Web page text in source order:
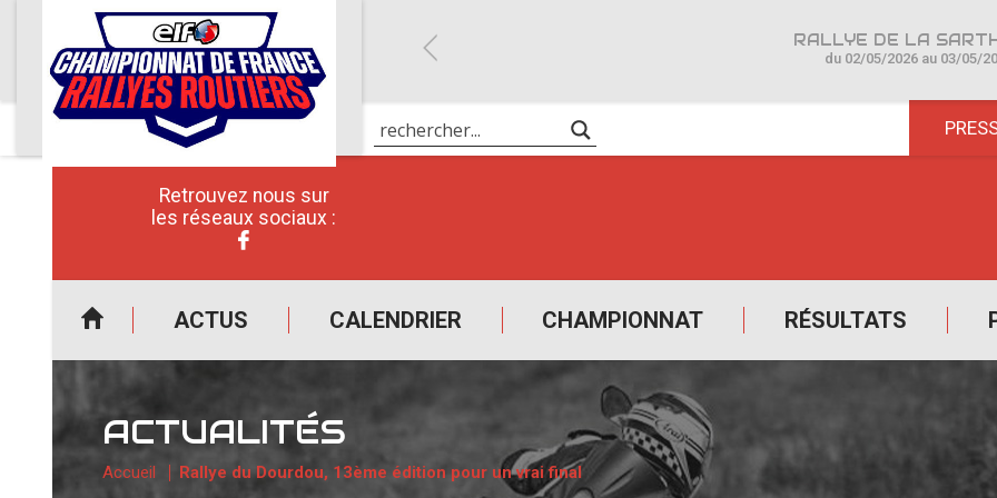
Retrouvez nous sur
les réseaux sociaux :
ACTUS CALENDRIER CHAMPIONNAT RÉSULTATS
du 02/05/2026 au 03/05/
ACTUALITÉS
Accueil Rallye du Dourdou, 13ème édition pour un vrai final